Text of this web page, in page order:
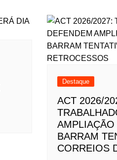
Destaque
ACT 2026/
BARRAM
CORREIOS